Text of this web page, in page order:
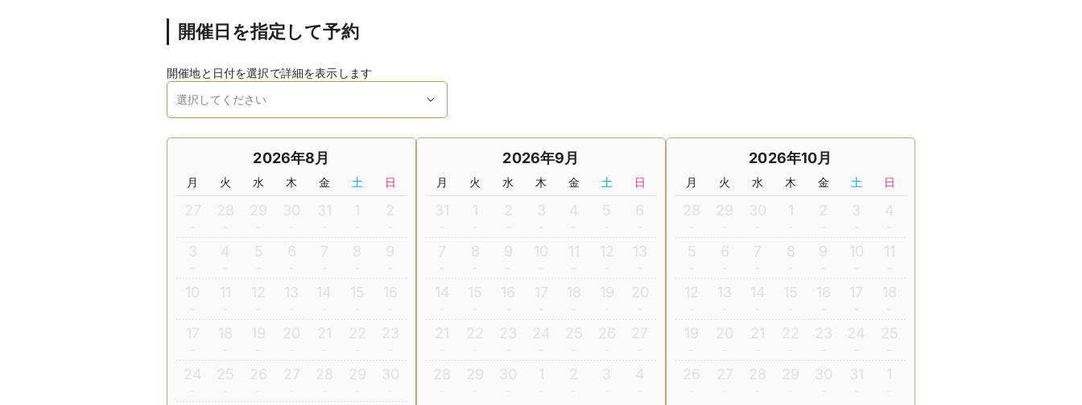
開催日を指定して予約
開催地と日付を選択で詳細を表示します
2026年8月
月 火 水 木 金 土 日
27 28 29 30 31 1 2
3 4 5 6 7 8 9
10 11 12 13 14 15 16
17 18 19 20 21 22 23
24 25 26 27 28 29 30
2026年9月
月 火 水 木 金 土 日
31 1 2 3 4 5 6
7 8 9 10 11 12 13
14 15 16 17 18 19 20
21 22 23 24 25 26 27
28 29 30 1 2 3 4
2026年10月
月 火 水 木 金 土 日
28 29 30 1 2 3 4
5 6 7 8 9 10 11
12 13 14 15 16 17 18
19 20 21 22 23 24 25
26 27 28 29 30 31 1